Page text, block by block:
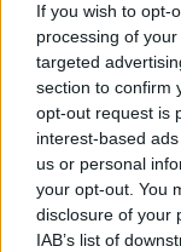
If you wish to opt-
processing of
targeted
section to confirm
opt-out request is
interest-based
us or personal
your opt-out. You
disclosure of your
IAB’s list of
megteremtője
tudományokat
könyvek
azt senki és
Apáczait mint